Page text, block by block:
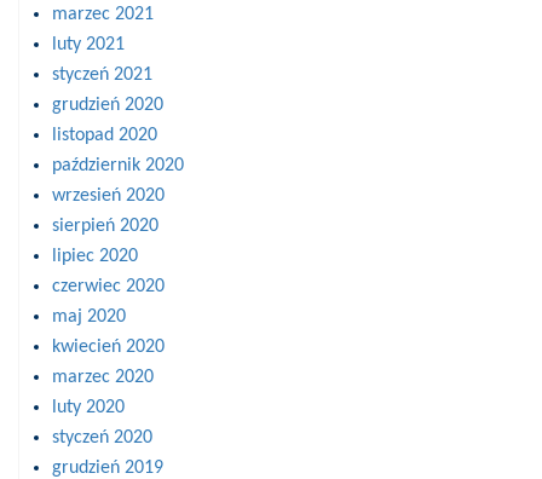
marzec 2021
luty 2021
styczeń 2021
grudzień 2020
listopad 2020
październik 2020
wrzesień 2020
sierpień 2020
lipiec 2020
czerwiec 2020
maj 2020
kwiecień 2020
marzec 2020
luty 2020
styczeń 2020
grudzień 2019